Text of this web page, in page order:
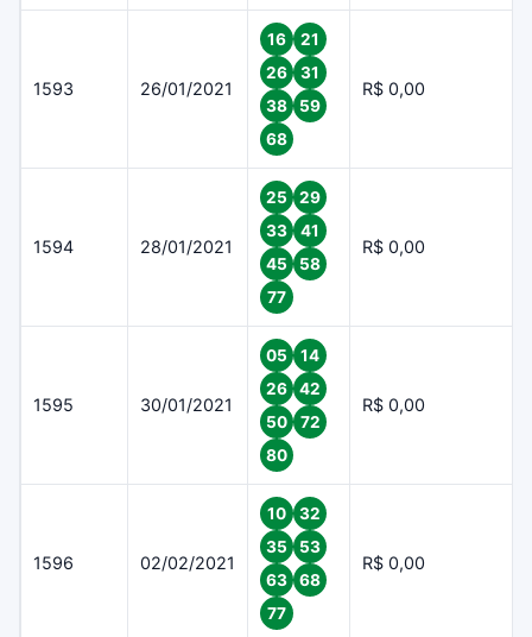
1593 26/01/2021
16
21
26
31
38
59
68
R$ 0,00
1594 28/01/2021
25
29
33
41
45
58
77
R$ 0,00
1595 30/01/2021
05
14
26
42
50
72
80
R$ 0,00
1596 02/02/2021
10
32
35
53
63
68
77
R$ 0,00